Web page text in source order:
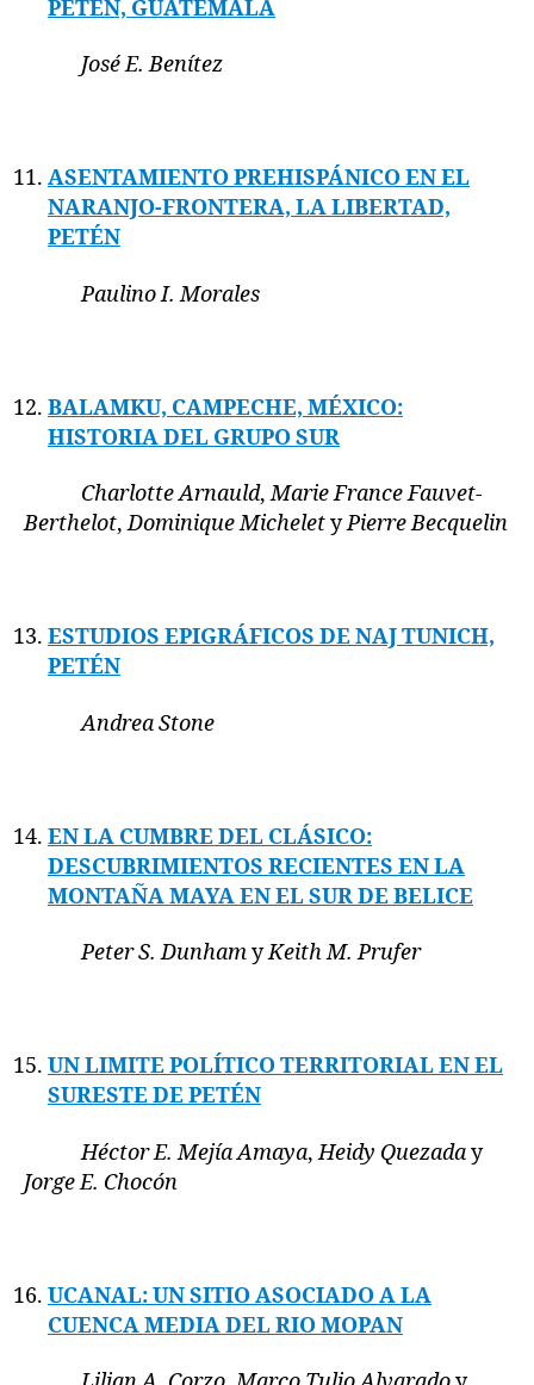
PETÉN, GUATEMALA
José E. Benítez
ASENTAMIENTO PREHISPÁNICO EN EL
NARANJO-FRONTERA, LA LIBERTAD,
PETÉN
Paulino I. Morales
BALAMKU, CAMPECHE, MÉXICO:
HISTORIA DEL GRUPO SUR
Charlotte Arnauld,Marie France Fauvet-
Berthelot,Dominique MicheletyPierre Becquelin
ESTUDIOS EPIGRÁFICOS DE NAJ TUNICH,
PETÉN
Andrea Stone
EN LA CUMBRE DEL CLÁSICO:
DESCUBRIMIENTOS RECIENTES EN LA
MONTAÑA MAYA EN EL SUR DE BELICE
Peter S. DunhamyKeith M. Prufer
UN LIMITE POLÍTICO TERRITORIAL EN EL
SURESTE DE PETÉN
Héctor E. Mejía Amaya,Heidy Quezaday
Jorge E. Chocón
UCANAL: UN SITIO ASOCIADO A LA
CUENCA MEDIA DEL RIO MOPAN